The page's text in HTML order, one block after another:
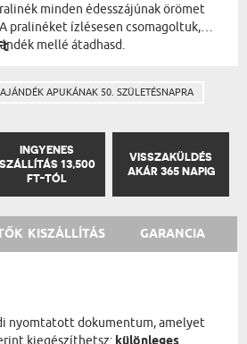
minden édesszájúnak örömet
pralinéket ízlésesen csomagoltuk,
mellé átadhasd.
AJÁNDÉK APUKÁNAK 50. SZÜLETÉSNAPRA
INGYENES
SZÁLLÍTÁS 13,500
FT-TÓL
VISSZAKÜLDÉS
AKÁR 365 NAPIG
KISZÁLLÍTÁS GARANCIA
nyomtatott dokumentum, amelyet
kiegészíthetsz: